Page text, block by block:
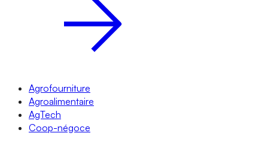
Agrofourniture
Agroalimentaire
AgTech
Coop-négoce